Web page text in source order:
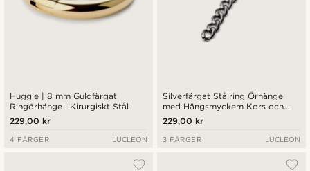
Huggie | 8 mm Guldfärgat
Ringörhänge i Kirurgiskt Stål
229,00 kr
4 FÄRGER LUCLEON
Silverfärgat Stålring Örhänge
med Hängsmyckem Kors och
Kedja
229,00 kr
3 FÄRGER LUCLEON